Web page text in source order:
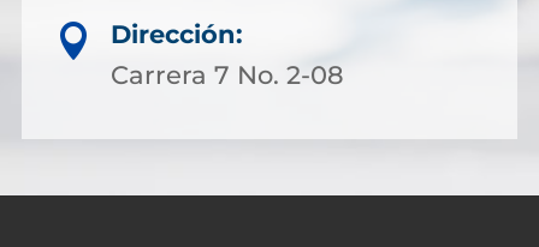

Dirección:
Carrera 7 No. 2-08